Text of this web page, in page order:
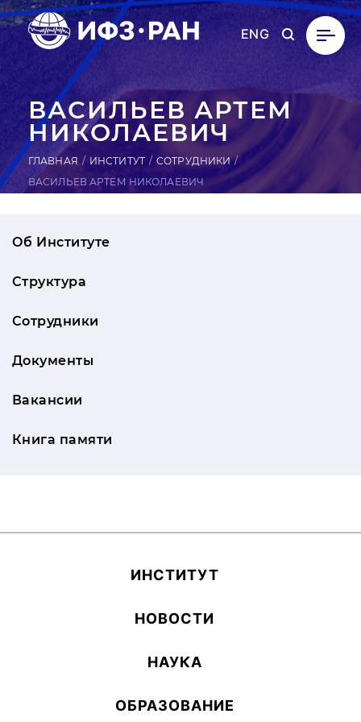
ENG
ВА­СИЛЬ­ЕВ АРТЕМ
НИ­КОЛА­ЕВИЧ
ГЛАВНАЯ ИНСТИТУТ
СОТРУДНИКИ
ВАСИЛЬЕВ АРТЕМ НИКОЛАЕВИЧ
Об Институте
Структура
Сотрудники
Документы
Вакансии
Книга памяти
ИН­СТИ­ТУТ
НОВОСТИ
НАУКА
ОБ­РА­ЗОВА­НИЕ